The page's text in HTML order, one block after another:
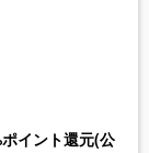
イント還元(公